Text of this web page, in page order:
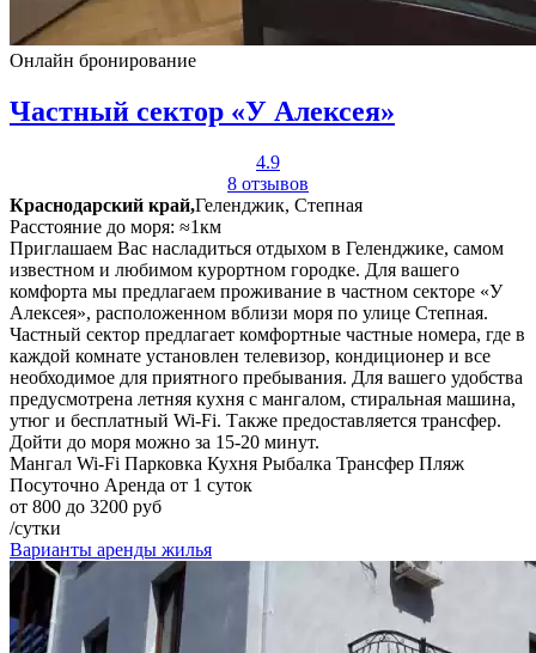
Онлайн бронирование
Частный сектор «У Алексея»
4.9
8 отзывов
Краснодарский край,Геленджик, Степная
Расстояние до моря: ≈1км
Приглашаем Вас насладиться отдыхом в Геленджике, самом
известном и любимом курортном городке. Для вашего
комфорта мы предлагаем проживание в частном секторе «У
Алексея», расположенном вблизи моря по улице Степная.
Частный сектор предлагает комфортные частные номера, где в
каждой комнате установлен телевизор, кондиционер и все
необходимое для приятного пребывания. Для вашего удобства
предусмотрена летняя кухня с мангалом, стиральная машина,
утюг и бесплатный Wi-Fi. Также предоставляется трансфер.
Дойти до моря можно за 15-20 минут.
Мангал Wi-Fi Парковка Кухня Рыбалка Трансфер Пляж
Посуточно Аренда от 1 суток
от 800 до 3200 руб
/сутки
Варианты аренды жилья